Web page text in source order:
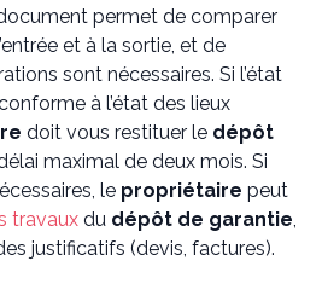
permet de comparer
et à la sortie, et de
sont nécessaires. Si l’état
à l’état des lieux
doit vous restituer le dépôt
maximal de deux mois. Si
le propriétaire peut
travaux du dépôt de garantie,
justificatifs (devis, factures).